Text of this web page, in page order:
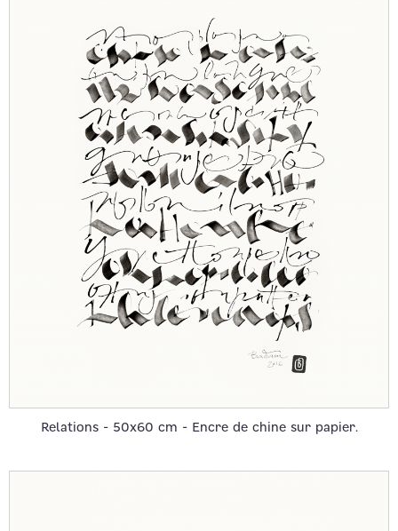
Relations - 50x60 cm - Encre de chine sur papier.